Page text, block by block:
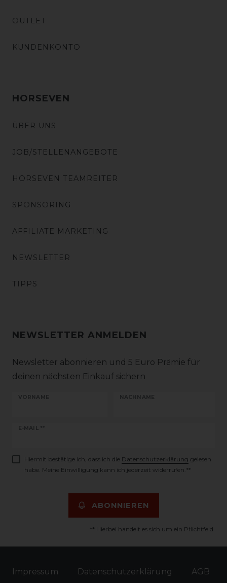
OUTLET
KUNDENKONTO
HORSEVEN
ÜBER UNS
JOB/STELLENANGEBOTE
HORSEVEN TEAMREITER
SPONSORING
AFFILIATE MARKETING
NEWSLETTER
TIPPS
NEWSLETTER ANMELDEN
Newsletter abonnieren und 5 Euro Prämie für
deinen nächsten Einkauf sichern
VORNAME NACHNAME
E-MAIL **
Newsletter
Hiermit bestätige ich, dass ich die Daten­schutz­erklärung gelesen
habe. Meine Einwilligung kann ich jederzeit widerrufen.**
ABONNIEREN
** Hierbei handelt es sich um ein Pflichtfeld.
Impressum Daten­schutz­erklärung AGB